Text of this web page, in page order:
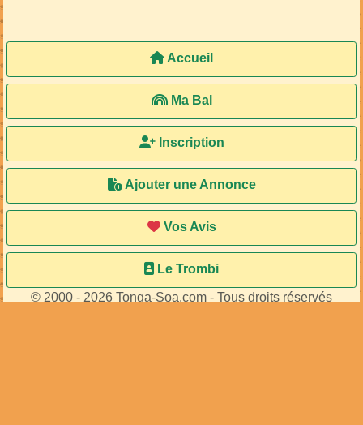
Accueil
Ma Bal
Inscription
Ajouter une Annonce
Vos Avis
Le Trombi
© 2000 - 2026 Tonga-Soa.com - Tous droits réservés